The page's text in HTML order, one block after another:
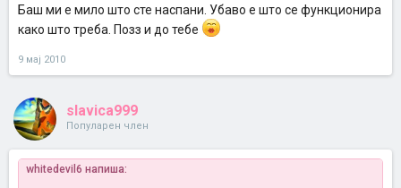
Баш ми е мило што сте наспани. Убаво е што се функционира
како што треба. Позз и до тебе
9 мај 2010
slavica999
Популарен член
whitedevil6 напиша: